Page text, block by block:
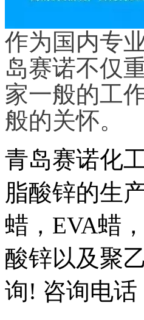
作为国内专
岛赛诺不仅
家一般的工
般的关怀。
青岛赛诺化
脂酸锌的生
蜡， EVA蜡
酸锌以及聚
询! 咨询电话